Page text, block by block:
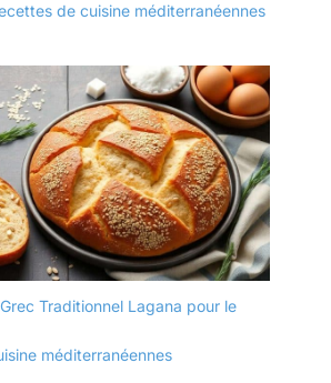
mariages ou
housewarming.
L'Assiette Rectangulaire,
alliant esthétique et
durabilité, séduit pour
son élégance
intemporelle.
de taille moyenne avec
DESIGN: L'ensemble
d'assiettes est d'un
blanc éclatant avec une
forme rectangulaire
ergonomique et un
rebord étroit. Les rebords
empêchent les
déversements, gardent le
comptoir et la table
propres. Cadeau idéal
fête des pères
emballage bien conçu
de cuisine méditerranéennes
Traditionnel Lagana pour le
méditerranéennes